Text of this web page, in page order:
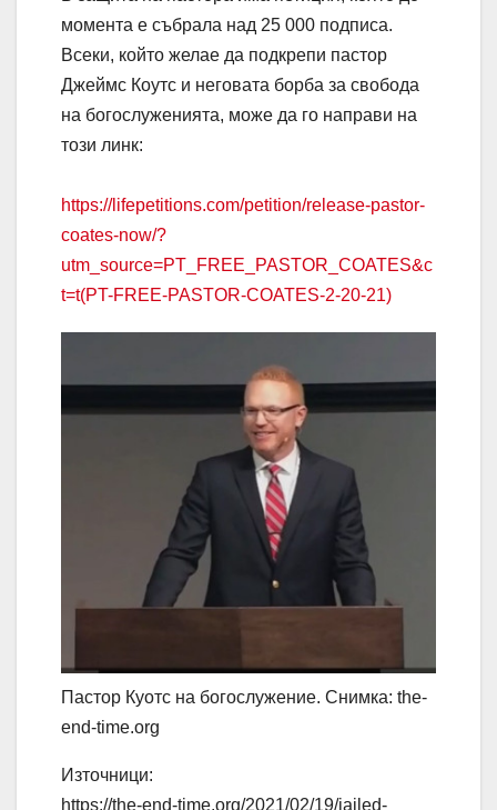
момента е събрала над 25 000 подписа.
Всеки, който желае да подкрепи пастор
Джеймс Коутс и неговата борба за свобода
на богослуженията, може да го направи на
този линк:
https://lifepetitions.com/petition/release-pastor-
coates-now/?
utm_source=PT_FREE_PASTOR_COATES&c
t=t(PT-FREE-PASTOR-COATES-2-20-21)
Пастор Куотс на богослужение. Снимка: the-
end-time.org
Източници:
https://the-end-time.org/2021/02/19/jailed-